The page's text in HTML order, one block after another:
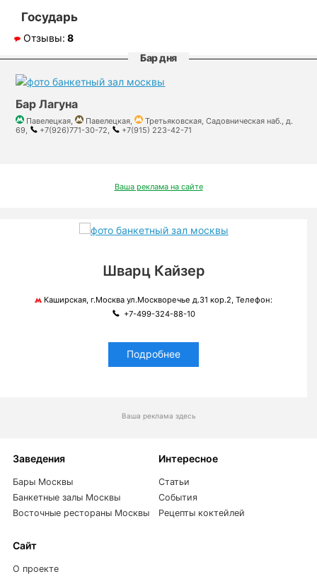
Государь
Отзывы: 8
Бар дня
Бар Лагуна
Павелецкая, Павелецкая,
Третьяковская, Садовническая наб., д.
69,
+7(926)771-30-72, +7(915) 223-42-71
Ваша реклама на сайте
Шварц Кайзер
Каширская, г.Москва ул.Москворечье д.31 кор.2, Телефон:
+7-499-324-88-10
Подробнее
Ваша реклама здесь
Заведения
Бары Москвы
Банкетные залы Москвы
Восточные рестораны Москвы
Интересное
Статьи
События
Рецепты коктейлей
Сайт
О проекте